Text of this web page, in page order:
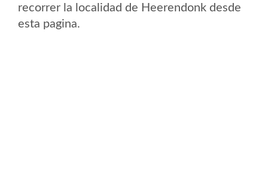
recorrer la localidad de Heerendonk desde
esta pagina.